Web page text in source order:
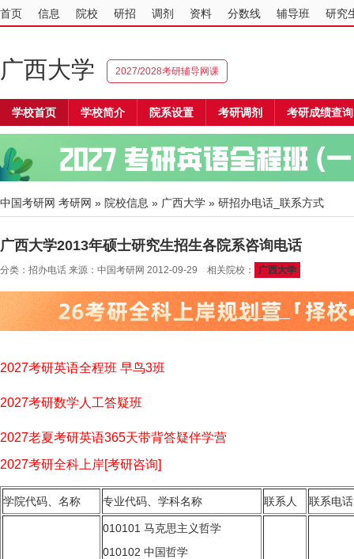
首页 信息 院校 研招 调剂 资料 分数线 辅导班 研究
广西大学 2027/2028考研辅导网课
学校首页 学校简介 院系设置 考研调剂 考研成绩查询
中国考研网 考研网 » 院校信息 » 广西大学 » 研招办电话_联系方式
广西大学2013年硕士研究生招生各院系咨询电话
分类：招办电话 来源：中国考研网 2012-09-29 相关院校： 广西大学
2027考研英语全程班 早鸟3班
2027考研数学人工答疑班
2027老夏考研英语365天带背答疑伴学营
2027考研全科上岸[考研咨询]
学院代码、名称 专业代码、学科名称 联系人 联系电话
010101 马克思主义哲学
010102 中国哲学